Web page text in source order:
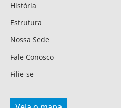
História
Estrutura
Nossa Sede
Fale Conosco
Filie-se